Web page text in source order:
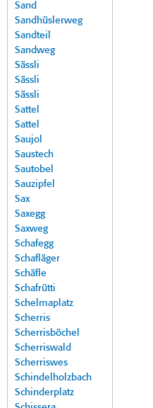
Sand
Sandhüslerweg
Sandteil
Sandweg
Sässli
Sässli
Sässli
Sattel
Sattel
Saujol
Saustech
Sautobel
Sauzipfel
Sax
Saxegg
Saxweg
Schafegg
Schafläger
Schäfle
Schafrütti
Schelmaplatz
Scherris
Scherrisböchel
Scherriswald
Scherriswes
Schindelholzbach
Schinderplatz